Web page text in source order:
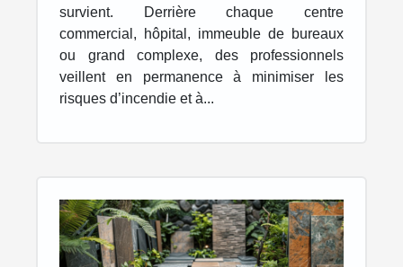
survient. Derrière chaque centre
commercial, hôpital, immeuble de bureaux
ou grand complexe, des professionnels
veillent en permanence à minimiser les
risques d’incendie et à...